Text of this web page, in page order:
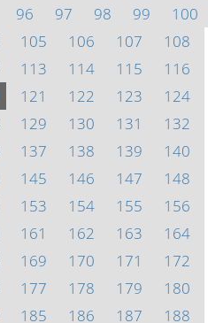
96 97 98 99
100
105 106 107
108
113 114 115
116
121 122 123
124
129 130 131
132
137 138 139
140
145 146 147
148
153 154 155
156
161 162 163
164
169 170 171
172
177 178 179
180
185 186 187
188